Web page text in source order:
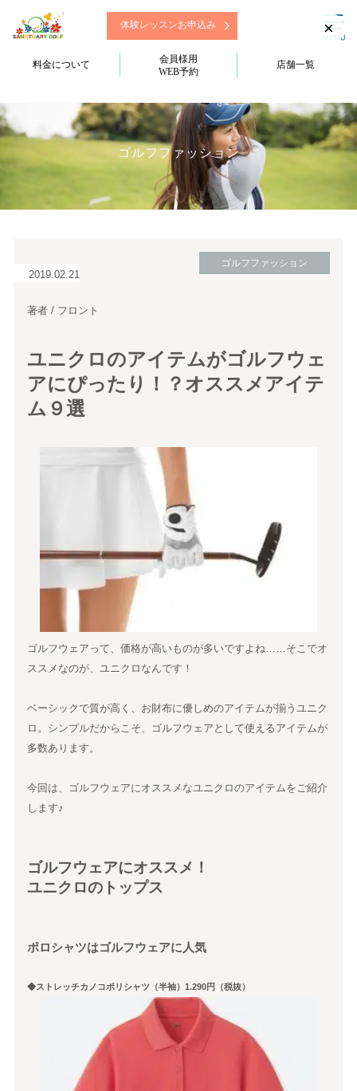
体験レッスンお申込み
料金について
会員様用
WEB予約
店舗一覧
ゴルフファッション
2019.02.21
ゴルフファッション
著者 / フロント
ユニクロのアイテムがゴルフウェ
アにぴったり！？オススメアイテ
ム９選
ゴルフウェアって、価格が高いものが多いですよね……そこでオ
ススメなのが、ユニクロなんです！
ベーシックで質が高く、お財布に優しめのアイテムが揃うユニク
ロ。シンプルだからこそ、ゴルフウェアとして使えるアイテムが
多数あります。
今回は、ゴルフウェアにオススメなユニクロのアイテムをご紹介
します♪
ゴルフウェアにオススメ！
ユニクロのトップス
ポロシャツはゴルフウェアに人気
◆ストレッチカノコポリシャツ（半袖）1.290円（税抜）
×